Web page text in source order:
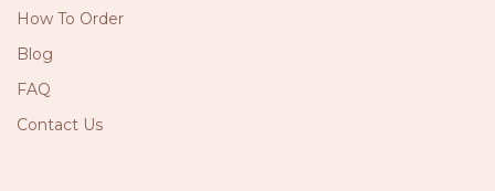
How To Order
Blog
FAQ
Contact Us